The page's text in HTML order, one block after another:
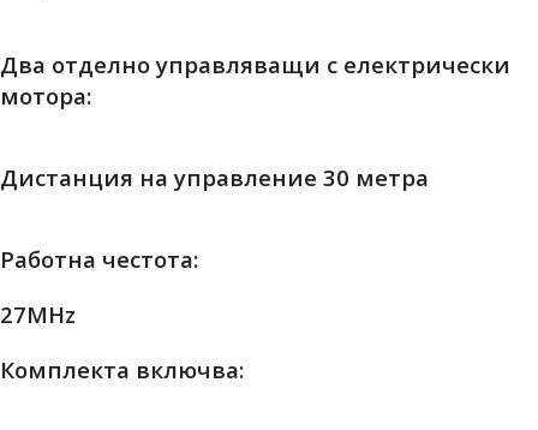
Два отделно управляващи с електрически
мотора:
Дистанция на управление 30 метра
Работна честота:
27MHz
Комплекта включва: